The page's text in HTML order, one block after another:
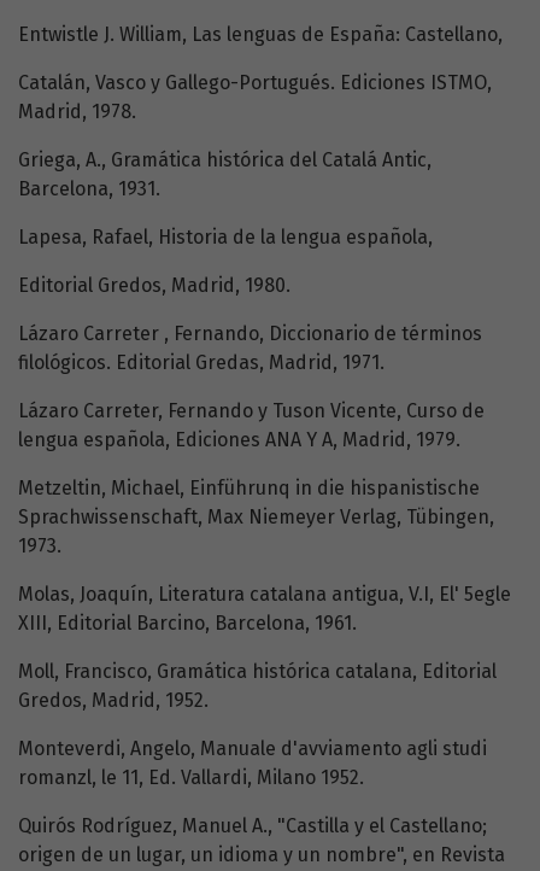
Entwistle J. William, Las lenguas de España: Castellano,
Catalán, Vasco y Gallego-Portugués. Ediciones ISTMO,
Madrid, 1978.
Griega, A., Gramática histórica del Catalá Antic,
Barcelona, 1931.
Lapesa, Rafael, Historia de la lengua española,
Editorial Gredos, Madrid, 1980.
Lázaro Carreter , Fernando, Diccionario de términos
filológicos. Editorial Gredas, Madrid, 1971.
Lázaro Carreter, Fernando y Tuson Vicente, Curso de
lengua española, Ediciones ANA Y A, Madrid, 1979.
Metzeltin, Michael, Einführunq in die hispanistische
Sprachwissenschaft, Max Niemeyer Verlag, Tübingen,
1973.
Molas, Joaquín, Literatura catalana antigua, V.I, El' 5egle
XIII, Editorial Barcino, Barcelona, 1961.
Moll, Francisco, Gramática histórica catalana, Editorial
Gredos, Madrid, 1952.
Monteverdi, Angelo, Manuale d'avviamento agli studi
romanzl, le 11, Ed. Vallardi, Milano 1952.
Quirós Rodríguez, Manuel A., "Castilla y el Castellano;
origen de un lugar, un idioma y un nombre", en Revista